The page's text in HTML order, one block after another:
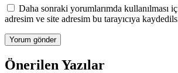
Daha sonraki yorumlarımda kullanılması
adresim ve site adresim bu tarayıcıya
Önerilen Yazılar